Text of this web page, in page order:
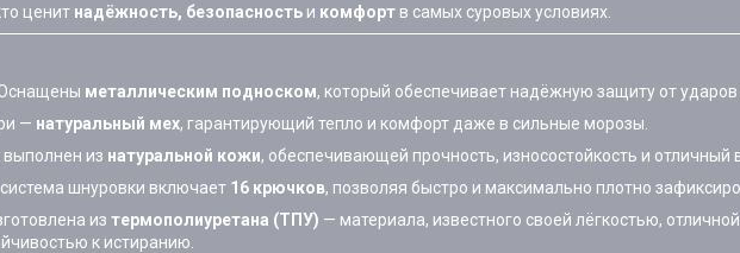
ценит надёжность, безопасность и комфорт в самых суровых условиях.
металлическим подноском, который обеспечивает надёжную защиту от ударов
— натуральный мех, гарантирующий тепло и комфорт даже в сильные морозы.
выполнен из натуральной кожи, обеспечивающей прочность, износостойкость и отличный
шнуровки включает 16 крючков, позволяя быстро и максимально плотно
из термополиуретана (ТПУ) — материала, известного своей лёгкостью,
к истиранию.